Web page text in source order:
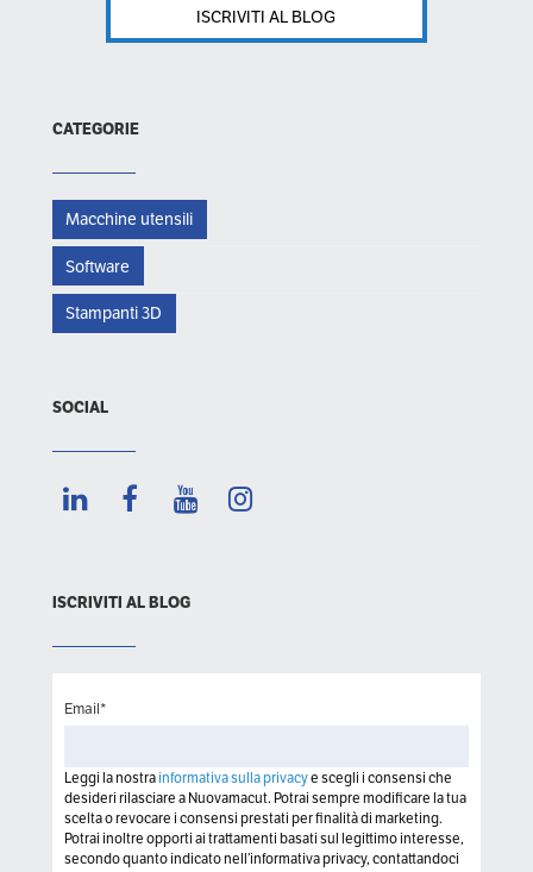
ISCRIVITI AL BLOG
CATEGORIE
Macchine utensili
Software
Stampanti 3D
SOCIAL
ISCRIVITI AL BLOG
Email*
Leggi la nostra informativa sulla privacye scegli i consensi che
desideri rilasciare a Nuovamacut. Potrai sempre modificare la tua
scelta o revocare i consensi prestati per finalità di marketing.
Potrai inoltre opporti ai trattamenti basati sul legittimo interesse,
secondo quanto indicato nell’informativa privacy, contattandoci